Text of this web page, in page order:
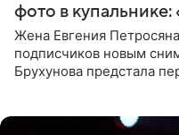
фото в купальнике:
Жена Евгения
подписчиков новым
Брухунова предстала